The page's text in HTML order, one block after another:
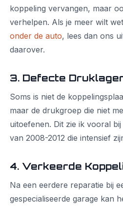
koppeling vervangen, maar
verhelpen. Als je meer wilt
onder de auto, lees dan ons
daarover.
3. Defecte
Soms is niet de
maar de drukgroep die niet
uitoefenen. Dit zie ik vooral
van 2008-2012 die intensief
4. Verkeerde
Na een eerdere reparatie bij
gespecialiseerde garage kan